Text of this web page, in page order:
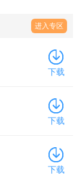
进入专区
下载
下载
下载